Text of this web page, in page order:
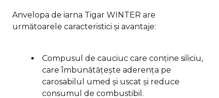
Anvelopa de iarna Tigar WINTER are
următoarele caracteristici și avantaje:
Compusul de cauciuc care conține siliciu,
care îmbunătățește aderența pe
carosabilul umed și uscat și reduce
consumul de combustibil.